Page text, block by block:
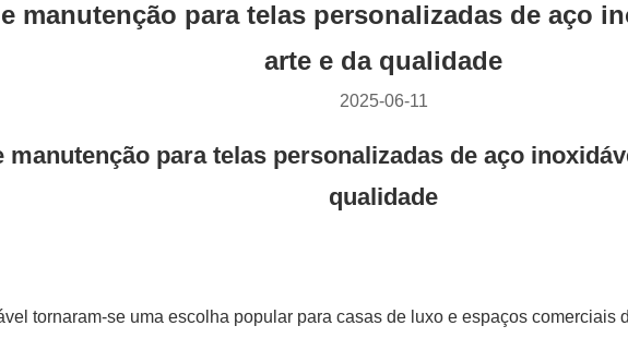
manutenção para telas personalizadas de aço
arte e da qualidade
2025-06-11
manutenção para telas personalizadas de aço
qualidade
tornaram-se uma escolha popular para casas de luxo e espaços